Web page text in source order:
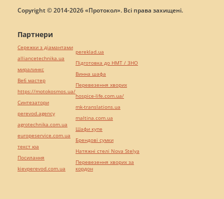
Copyright © 2014-2026 «Протокол». Всі права захищені.
Партнери
Сережки з діамантами
alliancetechnika.ua
миралинкс
Веб мастер
https://motokosmos.ua/
Синтезатори
perevod.agency
agrotechnika.com.ua
europeservice.com.ua
текст юа
Посилання
kievperevod.com.ua
pereklad.ua
Підготовка до НМТ / ЗНО
Винна шафа
Перевезення хворих
hospice-life.com.ua/
mk-translations.ua
maltina.com.ua
Шафи купе
Брендові сумки
Натяжні стелі Nova Stelya
Перевезення хворих за
кордон